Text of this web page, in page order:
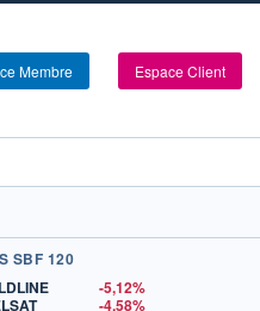
Membre Espace Client
SBF 120
-5,12%
-4,58%